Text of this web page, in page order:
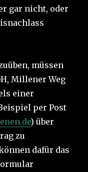
gar nicht, oder
müssen
Millener Weg
einer
per Post
) über
zu
dafür das